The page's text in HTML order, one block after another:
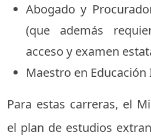
Abogado y
(que además
acceso y examen
Maestro en
Para estas carreras, el
el plan de estudios